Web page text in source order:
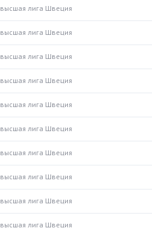
высшая лига Швеция
высшая лига Швеция
высшая лига Швеция
высшая лига Швеция
высшая лига Швеция
высшая лига Швеция
высшая лига Швеция
высшая лига Швеция
высшая лига Швеция
высшая лига Швеция